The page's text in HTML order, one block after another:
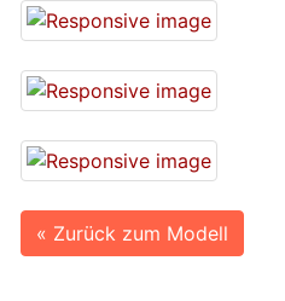
« Zurück zum Modell